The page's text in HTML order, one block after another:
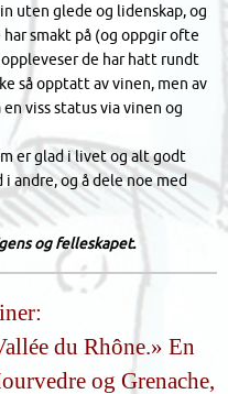
uten glede og lidenskap, og
smakt på (og oppgir ofte
de har hatt rundt
så opptatt av vinen, men av
viss status via vinen og
er glad i livet og alt godt
andre, og å dele noe med
og felleskapet.
du Rhône.» En
og Grenache,